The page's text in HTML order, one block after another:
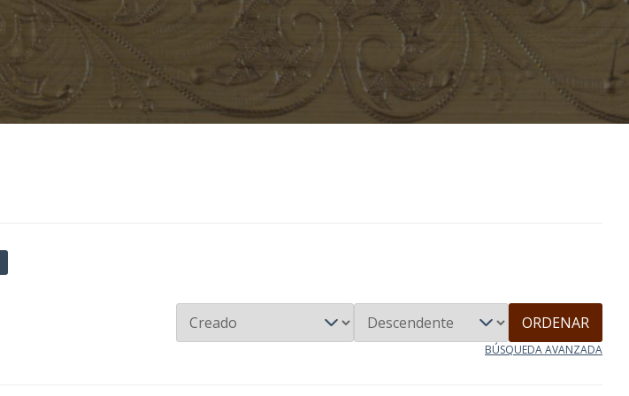
ORDENAR
BÚSQUEDA AVANZADA